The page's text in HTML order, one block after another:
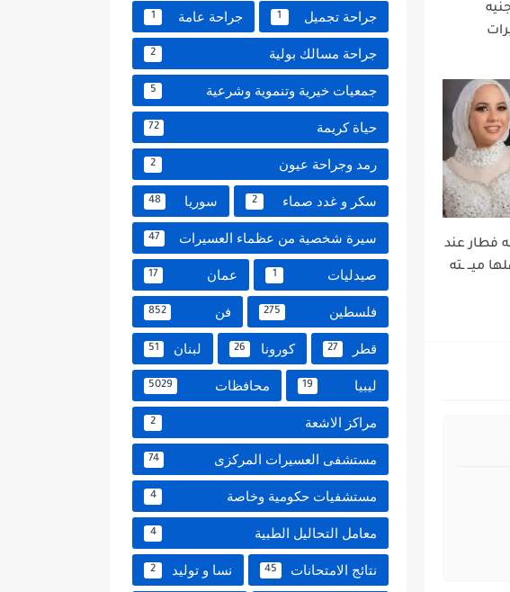
ألف جنيه
فطار عند
ميــ ـته
جراحة تجميل 1 جراحة عامة 1
جراحة مسالك بولية 2
جمعيات خيرية وتنموية وشرعية 5
حياة كريمة 72
رمد وجراحة عيون 2
سكر و غدد صماء 2 سوريا 48
سيرة شخصية من عظماء العسيرات 47
صيدليات 1 عمان 17
فلسطين 275 فن 852
قطر 27 كورونا 26 لبنان 51
ليبيا 19 محافظات 5029
مراكز الاشعة 2
مستشفى العسيرات المركزى 74
مستشفيات حكومية وخاصة 4
معامل التحاليل الطبية 4
نتائج الامتحانات 45 نسا و توليد 2